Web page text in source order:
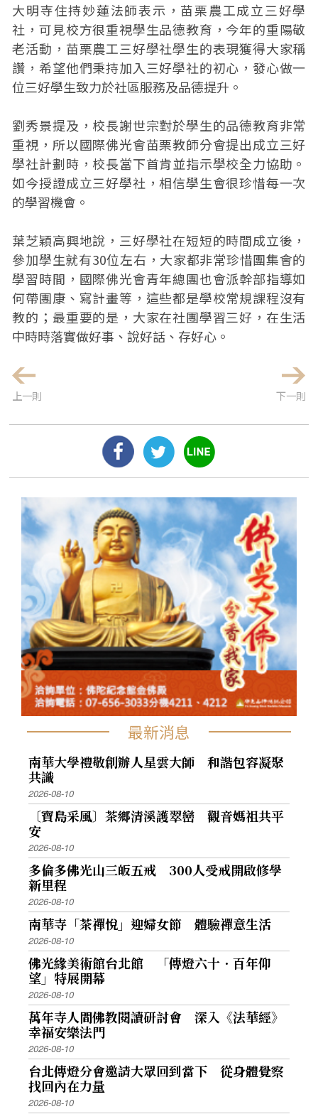
大明寺住持妙蓮法師表示，苗栗農工成立三好學
社，可見校方很重視學生品德教育，今年的重陽敬
老活動，苗栗農工三好學社學生的表現獲得大家稱
讚，希望他們秉持加入三好學社的初心，發心做一
位三好學生致力於社區服務及品德提升。
劉秀景提及，校長謝世宗對於學生的品德教育非常
重視，所以國際佛光會苗栗教師分會提出成立三好
學社計劃時，校長當下首肯並指示學校全力協助。
如今授證成立三好學社，相信學生會很珍惜每一次
的學習機會。
葉芝穎高興地說，三好學社在短短的時間成立後，
參加學生就有30位左右，大家都非常珍惜團集會的
學習時間，國際佛光會青年總團也會派幹部指導如
何帶團康、寫計畫等，這些都是學校常規課程沒有
教的；最重要的是，大家在社團學習三好，在生活
中時時落實做好事、說好話、存好心。
上一則 下一則
最新消息
南華大學禮敬創辦人星雲大師 和諧包容凝聚
共識
2026-08-10
〔寶島采風〕茶鄉清溪護翠巒 觀音媽祖共平
安
2026-08-10
多倫多佛光山三皈五戒 300人受戒開啟修學
新里程
2026-08-10
南華寺「茶禪悅」迎婦女節 體驗禪意生活
2026-08-10
佛光緣美術館台北館 「傳燈六十．百年仰
望」特展開幕
2026-08-10
萬年寺人間佛教閱讀研討會 深入《法華經》
幸福安樂法門
2026-08-10
台北傳燈分會邀請大眾回到當下 從身體覺察
找回內在力量
2026-08-10